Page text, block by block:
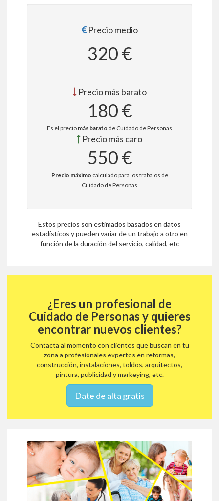
Precio medio
320 €
Precio más barato
180 €
Es el precio más barato de Cuidado de Personas
Precio más caro
550 €
Precio máximo calculado para los trabajos de
Cuidado de Personas
Estos precios son estimados basados en datos
estadísticos y pueden variar de un trabajo a otro en
función de la duración del servicio, calidad, etc
¿Eres un profesional de
Cuidado de Personas y quieres
encontrar nuevos clientes?
Contacta al momento con clientes que buscan en tu
zona a profesionales expertos en reformas,
construcción, instalaciones, toldos, arquitectos,
pintura, publicidad y markeying, etc.
Date de alta gratis